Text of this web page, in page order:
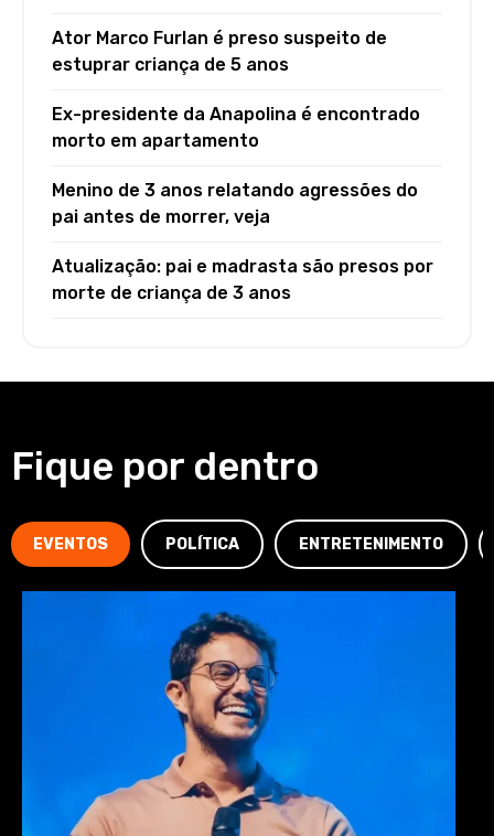
Ator Marco Furlan é preso suspeito de
estuprar criança de 5 anos
Ex-presidente da Anapolina é encontrado
morto em apartamento
Menino de 3 anos relatando agressões do
pai antes de morrer, veja
Atualização: pai e madrasta são presos por
morte de criança de 3 anos
Fique por dentro
EVENTOS POLÍTICA ENTRETENIMENTO